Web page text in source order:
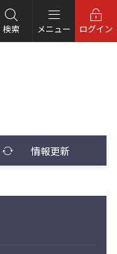
検索 メニュー ログイン
情報更新